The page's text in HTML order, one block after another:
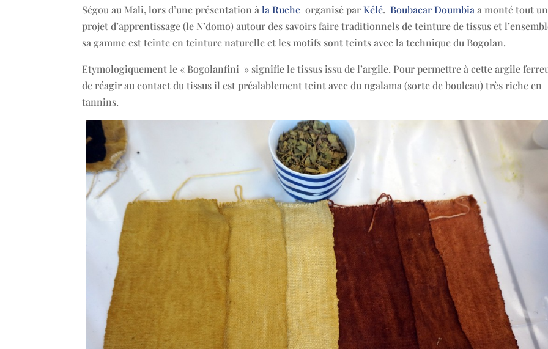
Ségou au Mali, lors d’une présentation à la Ruche organisé parKélé.Boubacar Doumbia a monté tout un
projet d’apprentissage (le N’domo) autour des savoirs faire traditionnels de teinture de tissus et
sa gamme est teinte en teinture naturelle et les motifs sont teints avec la technique du Bogolan.
Etymologiquement le « Bogolanfini » signifie le tissus issu de l’argile. Pour permettre à cette argile
de réagir au contact du tissus il est préalablement teint avec du ngalama (sorte de bouleau) très riche en
tannins.